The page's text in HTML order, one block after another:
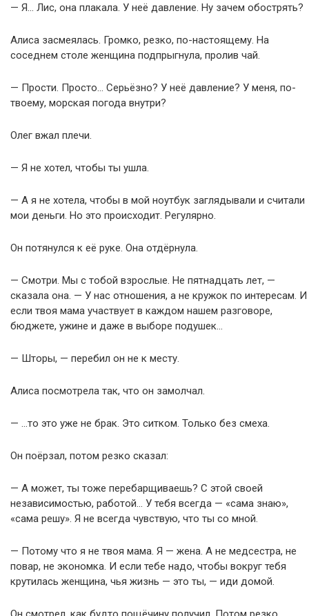
— Я… Лис, она плакала. У неё давление. Ну зачем обострять?
Алиса засмеялась. Громко, резко, по-настоящему. На
соседнем столе женщина подпрыгнула, пролив чай.
— Прости. Просто… Серьёзно? У неё давление? У меня, по-
твоему, морская погода внутри?
Олег вжал плечи.
— Я не хотел, чтобы ты ушла.
— А я не хотела, чтобы в мой ноутбук заглядывали и считали
мои деньги. Но это происходит. Регулярно.
Он потянулся к её руке. Она отдёрнула.
— Смотри. Мы с тобой взрослые. Не пятнадцать лет, —
сказала она. — У нас отношения, а не кружок по интересам. И
если твоя мама участвует в каждом нашем разговоре,
бюджете, ужине и даже в выборе подушек…
— Шторы, — перебил он не к месту.
Алиса посмотрела так, что он замолчал.
— …то это уже не брак. Это ситком. Только без смеха.
Он поёрзал, потом резко сказал:
— А может, ты тоже перебарщиваешь? С этой своей
независимостью, работой… У тебя всегда — «сама знаю»,
«сама решу». Я не всегда чувствую, что ты со мной.
— Потому что я не твоя мама. Я — жена. А не медсестра, не
повар, не экономка. И если тебе надо, чтобы вокруг тебя
крутилась женщина, чья жизнь — это ты, — иди домой.